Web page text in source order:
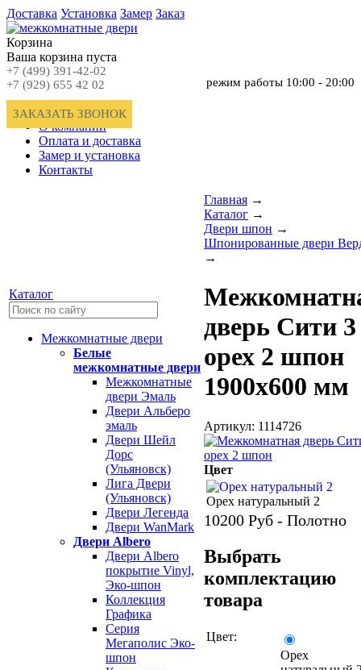
Доставка Установка Замер Заказ
Корзина
Ваша корзина пуста
+7 (499) 391-42-02
+7 (929) 655 42 02
ЗАКАЗАТЬ ЗВОНОК
режим работы 10:00 - 20:00
Главная
О компании
Оплата и доставка
Замер и установка
Контакты
Каталог
Межкомнатные двери
Белые
межкомнатные двери
Межкомнатные
двери Эмаль
Двери Альберо
эмаль
Двери Шейл
Дорс
(Ульяновск)
Лига Двери
(Ульяновск)
Двери Легенда
Двери WanMark
Двери Albero
Двери Albero
покрытие Vinyl,
Эко-шпон
Коллекция
Графика
Серия
Мегаполис Эко-
шпон
Главная →
Каталог →
Двери шпон →
Шпонированные двери
→
дверь Сити 3
орех 2 шпон
1900х600 мм
Артикул: 1114726
Цвет
Орех натуральный 2
10200 Руб - Полотно
Выбрать
комплектацию
товара
Цвет:
Орех